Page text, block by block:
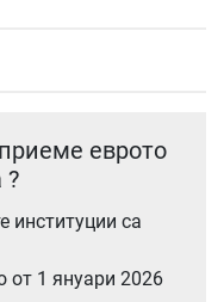
еврото
?
институции са
от 1 януари 2026